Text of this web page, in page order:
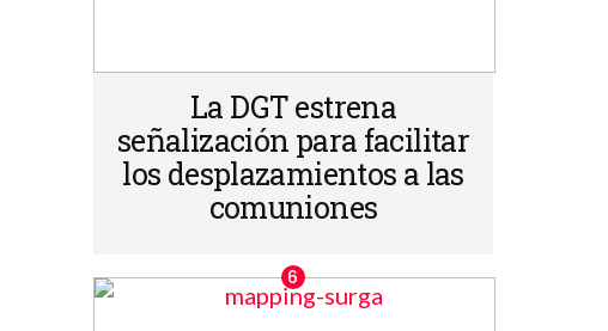
La DGT estrena
señalización para facilitar
los desplazamientos a las
comuniones